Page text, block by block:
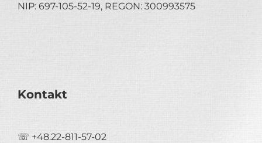
NIP: 697-105-52-19, REGON: 300993575
Kontakt
☏ +48.22-811-57-02